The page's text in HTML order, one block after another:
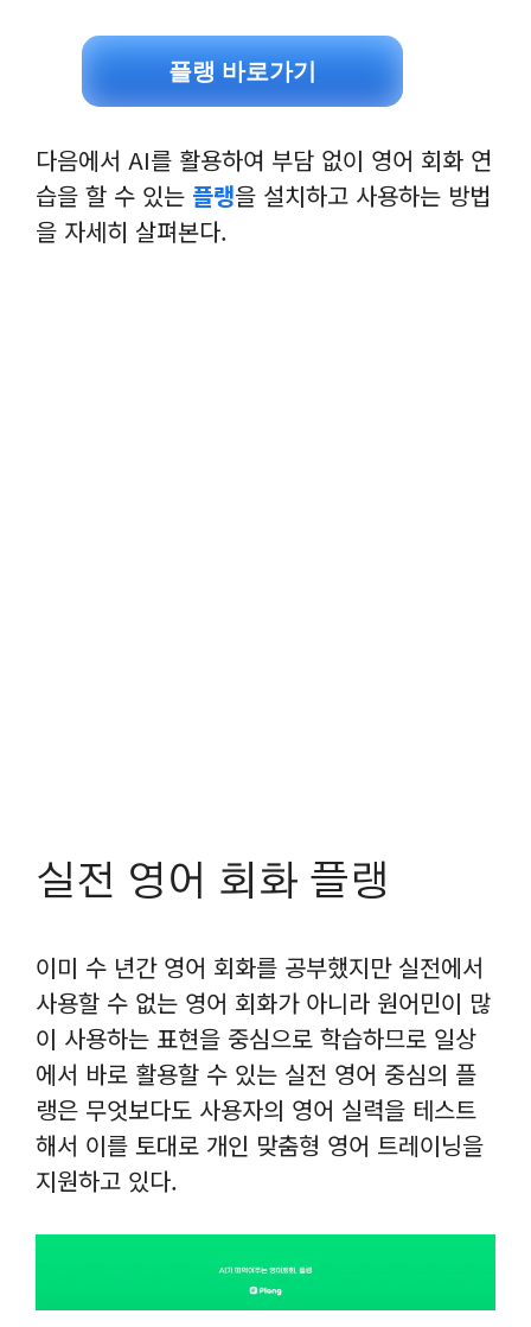
플랭 바로가기
다음에서 AI를 활용하여 부담 없이 영어 회화 연
습을 할 수 있는 플랭을 설치하고 사용하는 방법
을 자세히 살펴본다.
실전 영어 회화 플랭
이미 수 년간 영어 회화를 공부했지만 실전에서
사용할 수 없는 영어 회화가 아니라 원어민이 많
이 사용하는 표현을 중심으로 학습하므로 일상
에서 바로 활용할 수 있는 실전 영어 중심의 플
랭은 무엇보다도 사용자의 영어 실력을 테스트
해서 이를 토대로 개인 맞춤형 영어 트레이닝을
지원하고 있다.